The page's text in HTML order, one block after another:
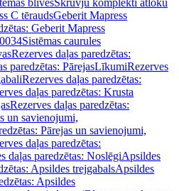
blīvesSkrūvju komplekti atloku
C tēraudsGeberit Mapress
Geberit Mapress
Sistēmas caurules
Rezerves daļas paredzētas:
paredzētas: PārejasLīkumiRezerves
Rezerves daļas paredzētas:
daļas paredzētas: Krusta
Rezerves daļas paredzētas:
un savienojumi,
Pārejas un savienojumi,
daļas paredzētas:
daļas paredzētas: NoslēgiApsildes
Apsildes trejgabalsApsildes
Apsildes